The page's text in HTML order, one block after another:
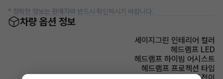
* 정확한 정보는 판매자와 반드시 확인하시기 바랍니다.
차량 옵션 정보
세이지그린 인테리어 컬러
헤드램프 LED
헤드램프 하이빔 어시스트
헤드램프 프로젝션 타입